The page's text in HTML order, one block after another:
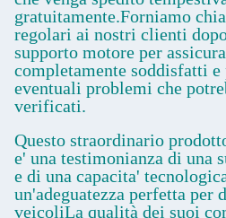
gratuitamente.Forniamo
regolari ai nostri clienti
supporto motore per
completamente soddisfatti
eventuali problemi che
verificati.
Questo straordinario
e' una testimonianza di una
e di una capacita'
un'adeguatezza perfetta per
veicoliLa qualità dei suoi